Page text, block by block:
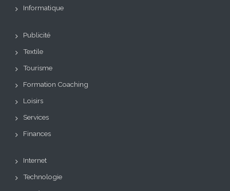
Informatique
Publicité
Textile
Tourisme
Formation Coaching
Loisirs
Services
Finances
Internet
Technologie